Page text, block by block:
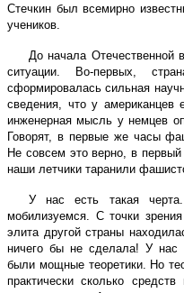
Стечкин был всемирно
учеников.
До начала Отечественной
ситуации. Во-первых,
сформировалась сильная
сведения, что у
инженерная мысль у немцев
Говорят, в первые же часы
Не совсем это верно, в
наши летчики таранили
У нас есть такая
мобилизуемся. С точки
элита другой страны
ничего бы не сделала! У нас
были мощные теоретики. Но
практически сколько